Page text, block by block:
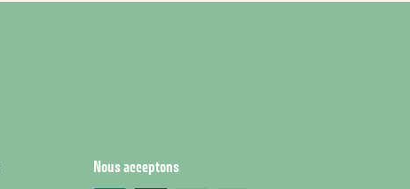
Nous acceptons